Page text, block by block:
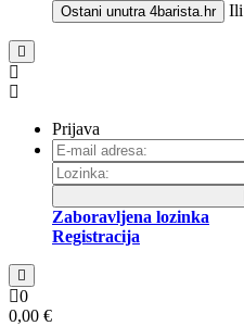
Ostani unutra 4barista.hr Ili
Prijava
Zaboravljena lozinka
Registracija
0
0,00 €